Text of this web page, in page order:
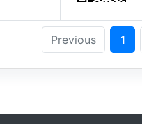
Previous 1